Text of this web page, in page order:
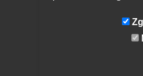
Szczegółowe